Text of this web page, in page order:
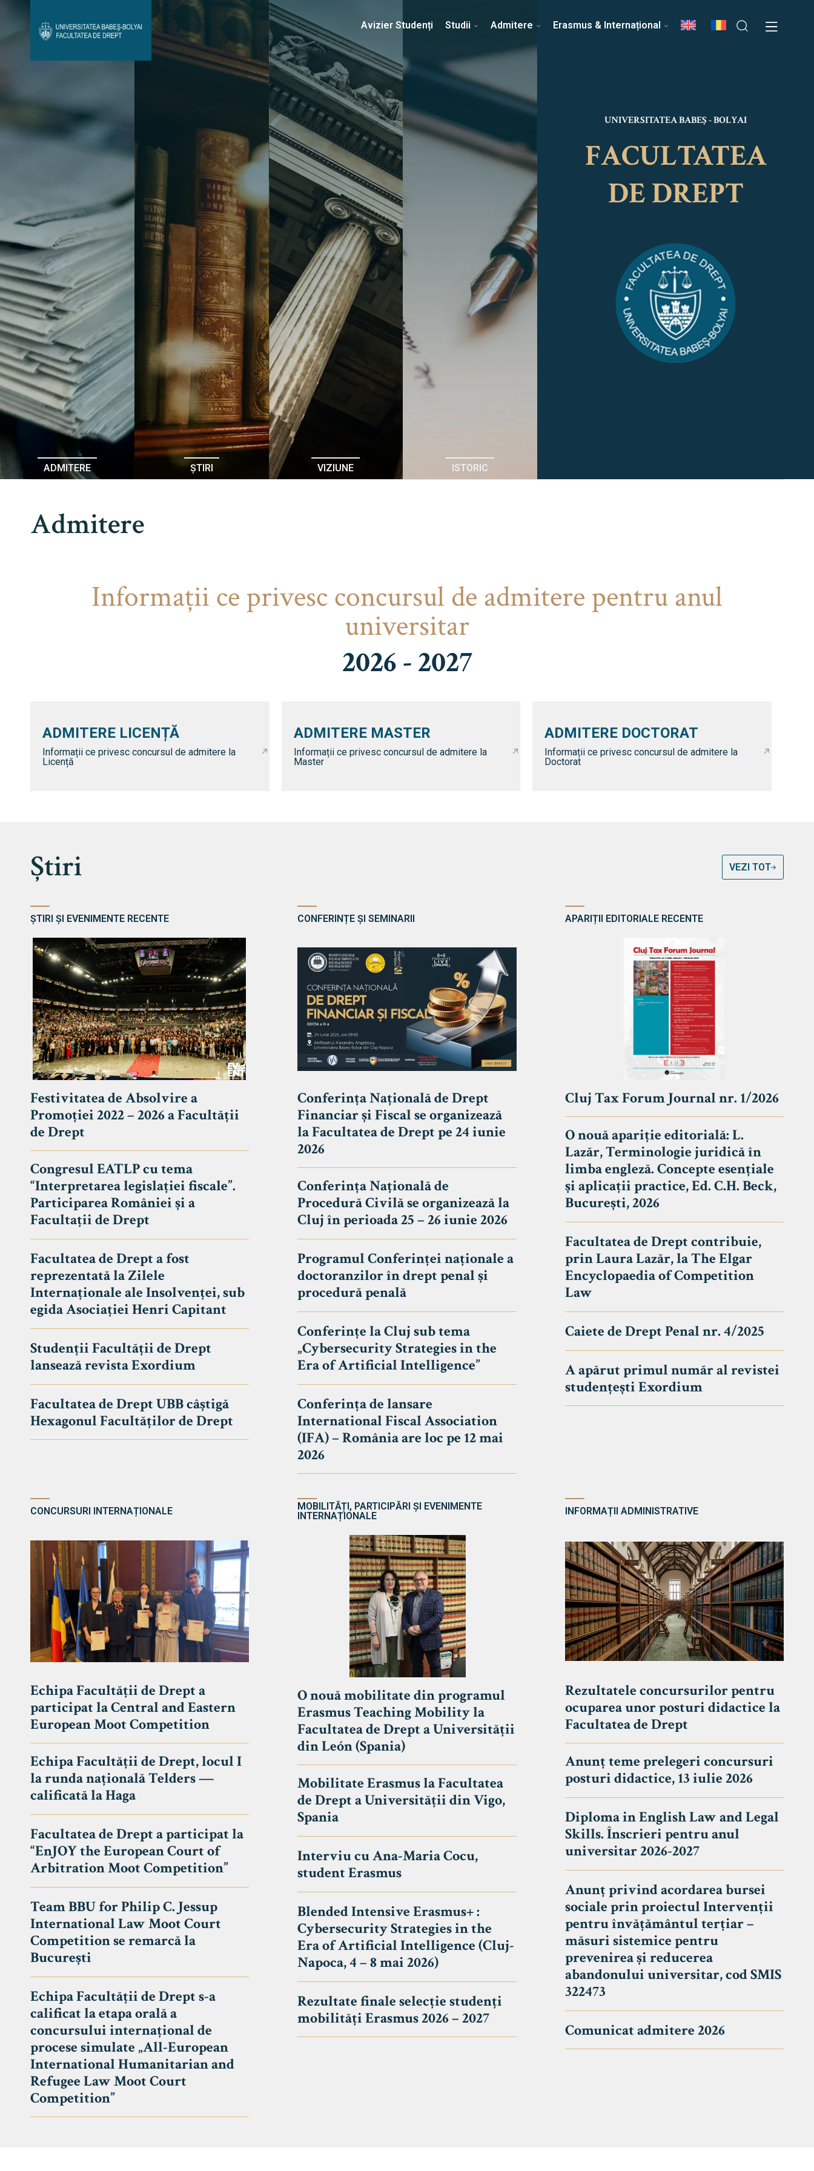
Avizier Studenți Admitere Erasmus & Internațional Despre Facultate Știri Echipa Facultății
Contact
UNIVERSITATEA BABEȘ - BOLYAI
FACULTATEA
DE DREPT
Avizier Studenți
Studii
Admitere
Erasmus & Internațional
Știri
Echipa Facultății
Bibliotecă & Reviste
Avizier Studenți Studii Admitere Erasmus & Internațional
ADMITERE ȘTIRI VIZIUNE ISTORIC
UNIVERSITATEA BABEȘ - BOLYAI
FACULTATEA
DE DREPT
Admitere
Informaţii ce privesc concursul de admitere pentru anul
universitar
2026 - 2027
ADMITERE LICENȚĂ
Informații ce privesc concursul de admitere la
Licență
ADMITERE MASTER
Informații ce privesc concursul de admitere la
Master
ADMITERE DOCTORAT
Informații ce privesc concursul de admitere la
Doctorat
Știri VEZI TOT
ȘTIRI ȘI EVENIMENTE RECENTE
Festivitatea de Absolvire a
Promoției 2022 – 2026 a Facultății
de Drept
Congresul EATLP cu tema
“Interpretarea legislației fiscale”.
Participarea României și a
Facultații de Drept
Facultatea de Drept a fost
reprezentată la Zilele
Internaționale ale Insolvenței, sub
egida Asociației Henri Capitant
Studenții Facultății de Drept
lansează revista Exordium
Facultatea de Drept UBB câștigă
Hexagonul Facultăților de Drept
CONFERINȚE ȘI SEMINARII
Conferința Națională de Drept
Financiar și Fiscal se organizează
la Facultatea de Drept pe 24 iunie
2026
Conferința Națională de
Procedură Civilă se organizează la
Cluj în perioada 25 – 26 iunie 2026
Programul Conferinței naționale a
doctoranzilor în drept penal și
procedură penală
Conferințe la Cluj sub tema
„Cybersecurity Strategies in the
Era of Artificial Intelligence”
Conferința de lansare
International Fiscal Association
(IFA) – România are loc pe 12 mai
2026
APARIȚII EDITORIALE RECENTE
Cluj Tax Forum Journal nr. 1/2026
O nouă apariție editorială: L.
Lazăr, Terminologie juridică în
limba engleză. Concepte esențiale
și aplicații practice, Ed. C.H. Beck,
București, 2026
Facultatea de Drept contribuie,
prin Laura Lazăr, la The Elgar
Encyclopaedia of Competition
Law
Caiete de Drept Penal nr. 4/2025
A apărut primul număr al revistei
studențești Exordium
CONCURSURI INTERNAȚIONALE
Echipa Facultății de Drept a
participat la Central and Eastern
European Moot Competition
Echipa Facultății de Drept, locul I
la runda națională Telders —
calificată la Haga
Facultatea de Drept a participat la
“EnJOY the European Court of
Arbitration Moot Competition”
Team BBU for Philip C. Jessup
International Law Moot Court
Competition se remarcă la
București
Echipa Facultății de Drept s-a
calificat la etapa orală a
concursului internațional de
procese simulate „All-European
International Humanitarian and
Refugee Law Moot Court
Competition”
MOBILITĂȚI, PARTICIPĂRI ȘI EVENIMENTE
INTERNAȚIONALE
O nouă mobilitate din programul
Erasmus Teaching Mobility la
Facultatea de Drept a Universității
din León (Spania)
Mobilitate Erasmus la Facultatea
de Drept a Universității din Vigo,
Spania
Interviu cu Ana-Maria Cocu,
student Erasmus
Blended Intensive Erasmus+ :
Cybersecurity Strategies in the
Era of Artificial Intelligence (Cluj-
Napoca, 4 – 8 mai 2026)
Rezultate finale selecție studenți
mobilități Erasmus 2026 – 2027
INFORMAȚII ADMINISTRATIVE
Rezultatele concursurilor pentru
ocuparea unor posturi didactice la
Facultatea de Drept
Anunț teme prelegeri concursuri
posturi didactice, 13 iulie 2026
Diploma in English Law and Legal
Skills. Înscrieri pentru anul
universitar 2026-2027
Anunț privind acordarea bursei
sociale prin proiectul Intervenții
pentru învățământul terțiar –
măsuri sistemice pentru
prevenirea și reducerea
abandonului universitar, cod SMIS
322473
Comunicat admitere 2026